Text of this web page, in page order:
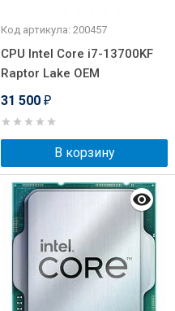
Код артикула: 200457
CPU Intel Core i7-13700KF
Raptor Lake OEM
31 500 ₽
В корзину